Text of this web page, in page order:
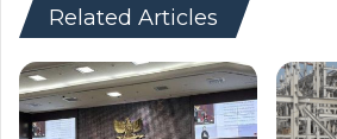
Related Articles